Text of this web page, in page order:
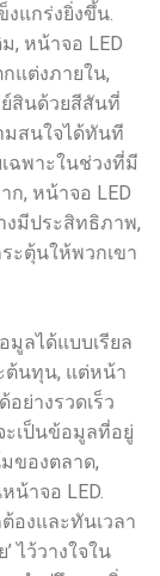
แกร่งยิ่งขึ้น.
, หน้าจอ LED
แต่งภายใน,
สินด้วยสีสันที่
มสนใจได้ทันที
ฉพาะในช่วงที่มี
, หน้าจอ LED
งมีประสิทธิภาพ,
ะตุ้นให้พวกเขา
มูลได้แบบเรียล
ต้นทุน, แต่หน้า
ย่างรวดเร็ว
ะเป็นข้อมูลที่อยู่
ของตลาด,
าจอ LED.
องและทันเวลา
ไว้วางใจใน